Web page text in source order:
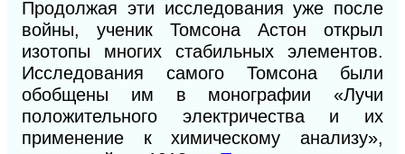
Продолжая эти исследования уже после
войны, ученик Томсона Астон открыл
изотопы многих стабильных элементов.
Исследования самого Томсона были
обобщены им в монографии «Лучи
положительного электричества и их
применение к химическому анализу»,